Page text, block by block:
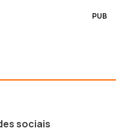
PUB
sociais